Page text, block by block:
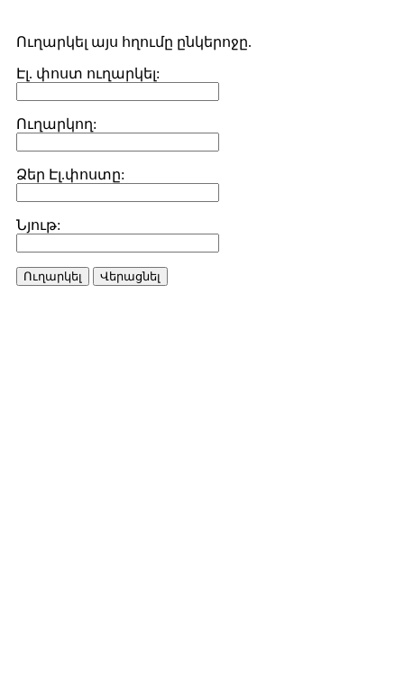
Ուղարկել այս հղումը ընկերոջը.
Էլ. փոստ ուղարկել:
Ուղարկող:
Ձեր Էլ.փոստը:
Նյութ:
Ուղարկել Վերացնել